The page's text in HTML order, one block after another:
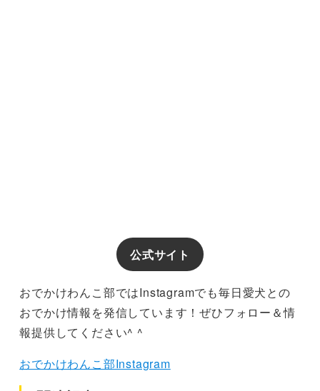
公式サイト
おでかけわんこ部ではInstagramでも毎日愛犬との
おでかけ情報を発信しています！ぜひフォロー＆情
報提供してください^ ^
おでかけわんこ部Instagram